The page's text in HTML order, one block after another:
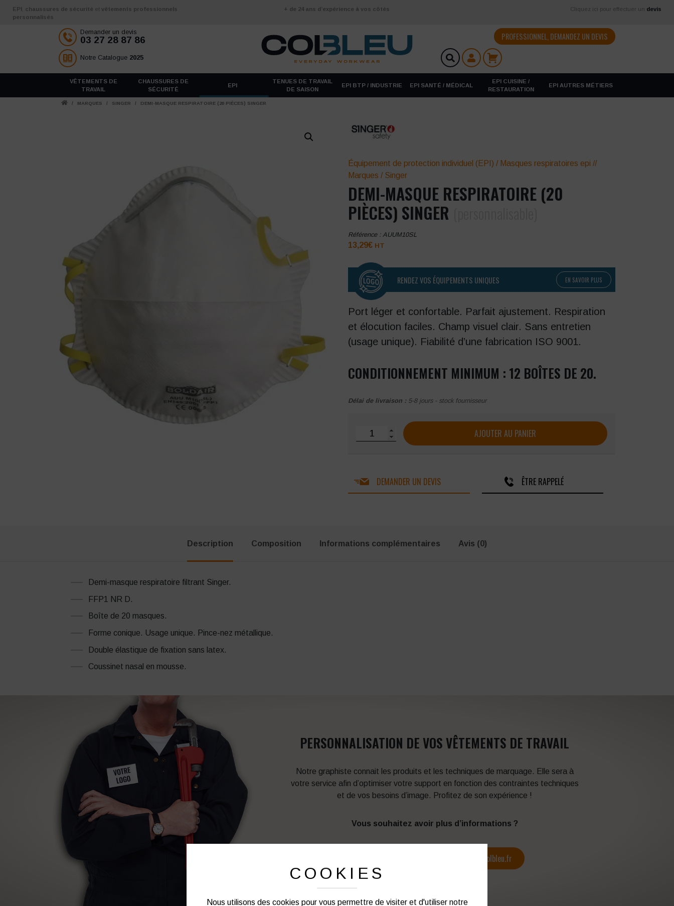
Aller au contenu
EPI chaussures de sécurité et vêtements professionnels
personnalisés
+ de 24 ans d’expérience à vos côtés Cliquez ici pour effectuer un devis
Demander un devis
03 27 28 87 86
Notre Catalogue 2025
PROFESSIONNEL, DEMANDEZ UN DEVIS
VÊTEMENTS DE
TRAVAIL
CHAUSSURES DE
SÉCURITÉ
EPI
TENUES DE TRAVAIL
DE SAISON
EPI BTP / INDUSTRIE EPI SANTÉ / MÉDICAL
EPI CUISINE /
RESTAURATION
EPI AUTRES MÉTIERS
/ MARQUES / SINGER / DEMI-MASQUE RESPIRATOIRE (20 PIÈCES) SINGER
Équipement de protection individuel (EPI) / Masques respiratoires epi //
Marques / Singer
DEMI-MASQUE RESPIRATOIRE (20
PIÈCES) SINGER
Référence : AUUM10SL
13,29€ HT
RENDEZ VOS ÉQUIPEMENTS UNIQUES EN SAVOIR PLUS
Port léger et confortable. Parfait ajustement. Respiration
et élocution faciles. Champ visuel clair. Sans entretien
(usage unique). Fiabilité d’une fabrication ISO 9001.
CONDITIONNEMENT MINIMUM : 12 BOÎTES DE 20.
Délai de livraison : 5-8 jours - stock fournisseur
quantité de Demi-masque respiratoire (20 pièces) Singer
AJOUTER AU PANIER
DEMANDER UN DEVIS ÊTRE RAPPELÉ
Description Composition Informations complémentaires Avis (0)
Demi-masque respiratoire filtrant Singer.
FFP1 NR D.
Boîte de 20 masques.
Forme conique. Usage unique. Pince-nez métallique.
Double élastique de fixation sans latex.
Coussinet nasal en mousse.
PERSONNALISATION DE VOS VÊTEMENTS DE TRAVAIL
Notre graphiste connait les produits et les techniques de marquage. Elle sera à
votre service afin d’optimiser votre support en fonction des contraintes techniques
et de vos besoins d’image. Profitez de son expérience !
Vous souhaitez avoir plus d’informations ?
contact@colbleu.fr
COOKIES
Nous utilisons des cookies pour vous permettre de visiter et d'utiliser notre